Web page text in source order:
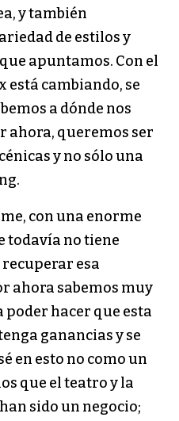
y también
de estilos y
apuntamos. Con el
está cambiando, se
a dónde nos
ahora, queremos ser
y no sólo una
con una enorme
todavía no tiene
esa
ahora sabemos muy
poder hacer que esta
ganancias y se
en esto no como un
que el teatro y la
sido un negocio;